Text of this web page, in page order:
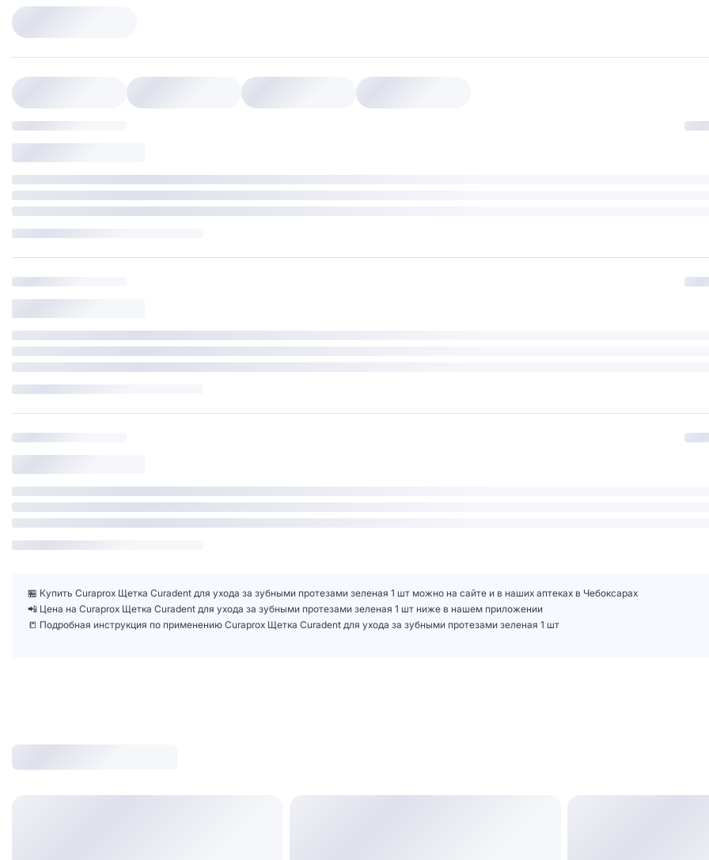
🏪 Купить Curaprox Щетка Curadent для ухода за зубными протезами зеленая 1 шт можно на сайте и в наших аптеках в Чебоксарах
📲 Цена на Curaprox Щетка Curadent для ухода за зубными протезами зеленая 1 шт ниже в нашем приложении
📒 Подробная инструкция по применению Curaprox Щетка Curadent для ухода за зубными протезами зеленая 1 шт